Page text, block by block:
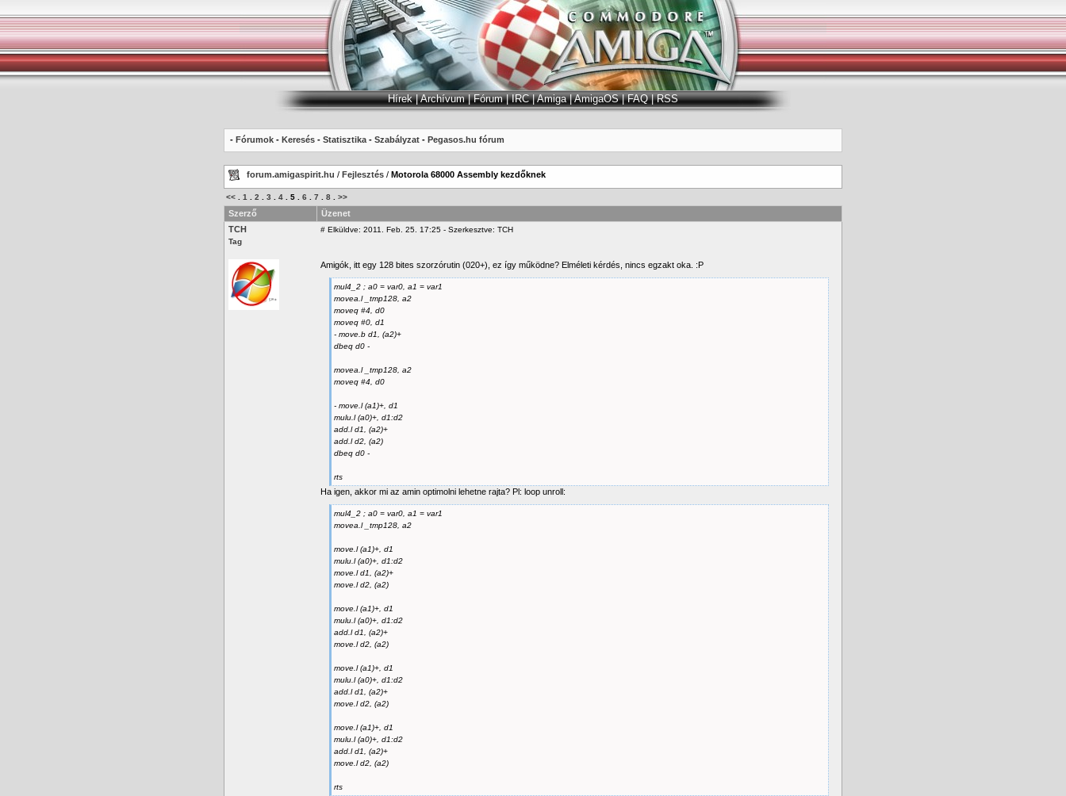
Hírek|Archívum|Fórum|IRC|Amiga|AmigaOS|FAQ|RSS
- Fórumok - Keresés - Statisztika - Szabályzat - Pegasos.hu fórum
forum.amigaspirit.hu / Fejlesztés / Motorola 68000 Assembly kezdőknek
<< 1 2 3 4 5 6 7 8 >>
Szerző
Üzenet
TCH
Tag
# Elküldve: 2011. Feb. 25. 17:25 - Szerkesztve: TCH
Amigók, itt egy 128 bites szorzórutin (020+), ez így működne? Elméleti kérdés, nincs egzakt oka. :P
mul4_2 ; a0 = var0, a1 = var1
movea.l _tmp128, a2
moveq #4, d0
moveq #0, d1
- move.b d1, (a2)+
dbeq d0 -
movea.l _tmp128, a2
moveq #4, d0
- move.l (a1)+, d1
mulu.l (a0)+, d1:d2
add.l d1, (a2)+
add.l d2, (a2)
dbeq d0 -
rts
Ha igen, akkor mi az amin optimolni lehetne rajta? Pl: loop unroll:
mul4_2 ; a0 = var0, a1 = var1
movea.l _tmp128, a2
move.l (a1)+, d1
mulu.l (a0)+, d1:d2
move.l d1, (a2)+
move.l d2, (a2)
move.l (a1)+, d1
mulu.l (a0)+, d1:d2
add.l d1, (a2)+
move.l d2, (a2)
move.l (a1)+, d1
mulu.l (a0)+, d1:d2
add.l d1, (a2)+
move.l d2, (a2)
move.l (a1)+, d1
mulu.l (a0)+, d1:d2
add.l d1, (a2)+
move.l d2, (a2)
rts